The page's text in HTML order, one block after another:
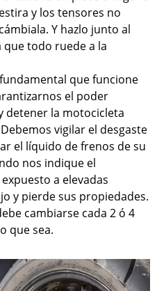
y los tensores no
Y hazlo junto al
todo ruede a la
fundamental que funcione
el poder
detener la motocicleta
vigilar el desgaste
el líquido de frenos de su
nos indique el
a elevadas
y pierde sus propiedades.
cambiarse cada 2 ó 4
que sea.